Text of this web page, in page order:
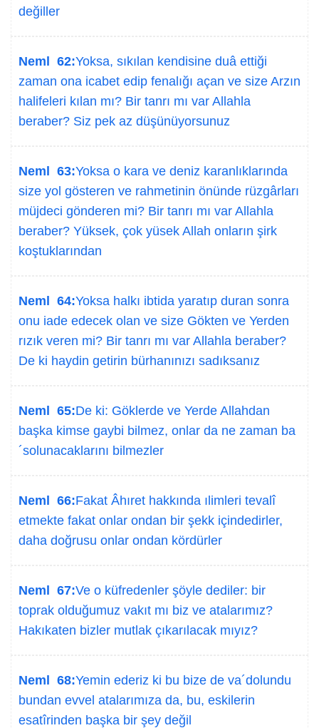
değiller
Neml 62:Yoksa, sıkılan kendisine duâ ettiği
zaman ona icabet edip fenalığı açan ve size Arzın
halifeleri kılan mı? Bir tanrı mı var Allahla
beraber? Siz pek az düşünüyorsunuz
Neml 63:Yoksa o kara ve deniz karanlıklarında
size yol gösteren ve rahmetinin önünde rüzgârları
müjdeci gönderen mi? Bir tanrı mı var Allahla
beraber? Yüksek, çok yüsek Allah onların şirk
koştuklarından
Neml 64:Yoksa halkı ibtida yaratıp duran sonra
onu iade edecek olan ve size Gökten ve Yerden
rızık veren mi? Bir tanrı mı var Allahla beraber?
De ki haydin getirin bürhanınızı sadıksanız
Neml 65:De ki: Göklerde ve Yerde Allahdan
başka kimse gaybi bilmez, onlar da ne zaman ba
´solunacaklarını bilmezler
Neml 66:Fakat Âhıret hakkında ılimleri tevalî
etmekte fakat onlar ondan bir şekk içindedirler,
daha doğrusu onlar ondan kördürler
Neml 67:Ve o küfredenler şöyle dediler: bir
toprak olduğumuz vakıt mı biz ve atalarımız?
Hakıkaten bizler mutlak çıkarılacak mıyız?
Neml 68:Yemin ederiz ki bu bize de va´dolundu
bundan evvel atalarımıza da, bu, eskilerin
esatîrinden başka bir şey değil